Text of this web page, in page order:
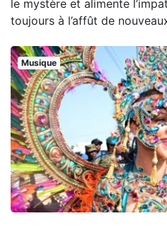
le mystère et alimente
toujours à l’affût de
Musique